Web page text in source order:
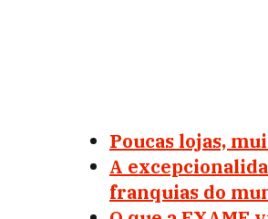
Poucas lojas,
A
franquias do